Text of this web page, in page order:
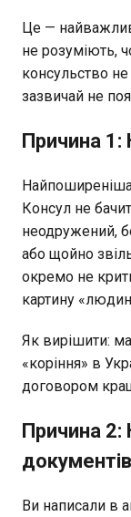
Це —
не розуміють,
консульство
зазвичай не
Причина 1:
Консул не
неодружений,
або щойно
окремо не
картину
Як вирішити:
«коріння» в
договором
Причина 2:
Ви написали в